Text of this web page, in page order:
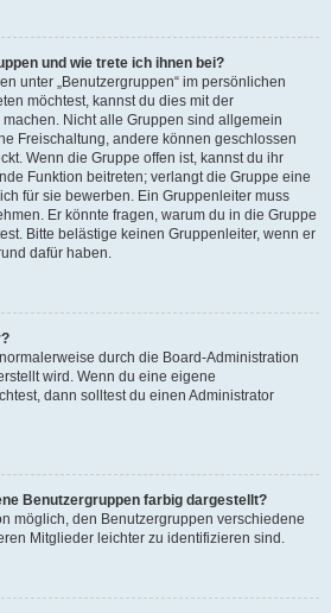
und wie trete ich ihnen bei?
unter „Benutzergruppen“ im persönlichen
möchtest, kannst du dies mit der
Nicht alle Gruppen sind allgemein
Freischaltung, andere können geschlossen
Wenn die Gruppe offen ist, kannst du ihr
Funktion beitreten; verlangt die Gruppe eine
für sie bewerben. Ein Gruppenleiter muss
Er könnte fragen, warum du in die Gruppe
Bitte belästige keinen Gruppenleiter, wenn er
dafür haben.
durch die Board-Administration
wird. Wenn du eine eigene
dann solltest du einen Administrator
Benutzergruppen farbig dargestellt?
möglich, den Benutzergruppen verschiedene
Mitglieder leichter zu identifizieren sind.